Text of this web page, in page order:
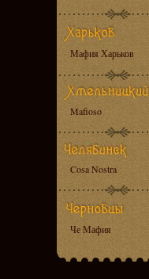
Мафия Харьков
Mafioso
Cosa Nostra
Че Мафия